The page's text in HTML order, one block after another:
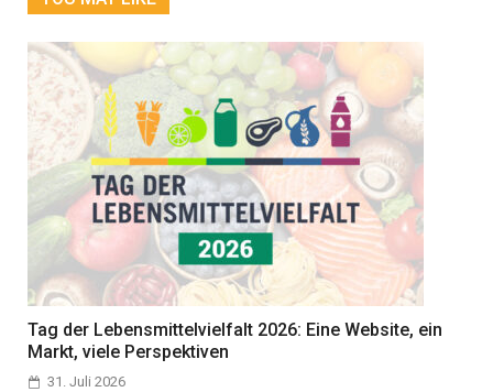
Tag der Lebensmittelvielfalt 2026: Eine Website, ein
Markt, viele Perspektiven
31. Juli 2026